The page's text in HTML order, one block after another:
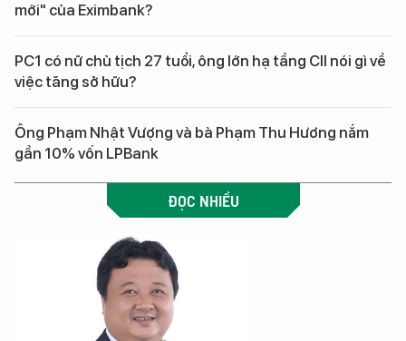
mới" của Eximbank?
PC1 có nữ chủ tịch 27 tuổi, ông lớn hạ tầng CII nói gì về
việc tăng sở hữu?
Ông Phạm Nhật Vượng và bà Phạm Thu Hương nắm
gần 10% vốn LPBank
ĐỌC NHIỀU